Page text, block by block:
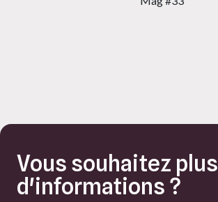
Vous souhaitez plus
d'informations ?